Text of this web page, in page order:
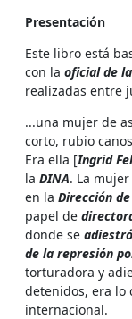
Presentación
Este libro está
con la oficial de la
realizadas entre
...una mujer de
corto, rubio
Era ella [Ingrid
la DINA. La
en la Dirección
papel de
donde se
de la represión
torturadora y
detenidos, era lo
internacional.